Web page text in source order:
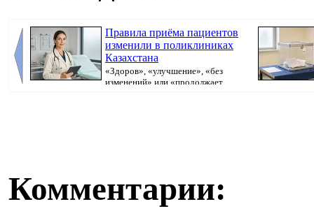
Правила приёма пациентов
изменили в поликлиниках
Казахстана
«Здоров», «улучшение», «без
изменений» или «продолжает
Комментарии: